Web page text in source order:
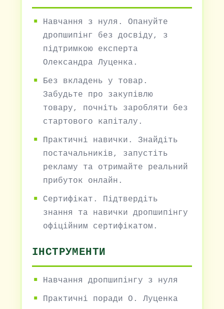
Навчання з нуля. Опануйте
дропшипінг без досвіду, з
підтримкою експерта
Олександра Луценка.
Без вкладень у товар.
Забудьте про закупівлю
товару, почніть заробляти без
стартового капіталу.
Практичні навички. Знайдіть
постачальників, запустіть
рекламу та отримайте реальний
прибуток онлайн.
Сертифікат. Підтвердіть
знання та навички дропшипінгу
офіційним сертифікатом.
ІНСТРУМЕНТИ
Навчання дропшипінгу з нуля
Практичні поради О. Луценка